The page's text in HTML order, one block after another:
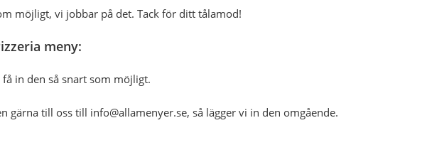
möjligt, vi jobbar på det. Tack för ditt tålamod!
meny:
in den så snart som möjligt.
gärna till oss till info@allamenyer.se, så lägger vi in den omgående.